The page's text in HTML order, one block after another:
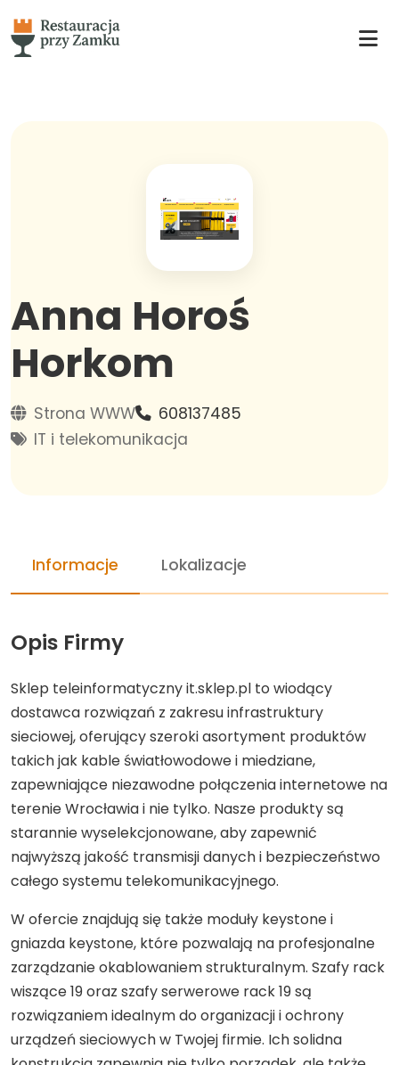
Anna Horoś
Horkom
Strona WWW
608137485
IT i telekomunikacja
Informacje Lokalizacje
Opis Firmy
Sklep teleinformatyczny it.sklep.pl to wiodący
dostawca rozwiązań z zakresu infrastruktury
sieciowej, oferujący szeroki asortyment produktów
takich jak kable światłowodowe i miedziane,
zapewniające niezawodne połączenia internetowe na
terenie Wrocławia i nie tylko. Nasze produkty są
starannie wyselekcjonowane, aby zapewnić
najwyższą jakość transmisji danych i bezpieczeństwo
całego systemu telekomunikacyjnego.
W ofercie znajdują się także moduły keystone i
gniazda keystone, które pozwalają na profesjonalne
zarządzanie okablowaniem strukturalnym. Szafy rack
wiszące 19 oraz szafy serwerowe rack 19 są
rozwiązaniem idealnym do organizacji i ochrony
urządzeń sieciowych w Twojej firmie. Ich solidna